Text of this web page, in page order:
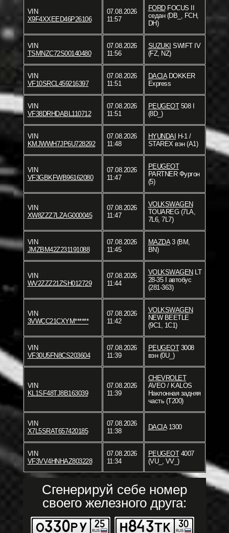
VIN
X9F4XXEED46P26106
07.08.2026
11:57
FORDFOCUS II
седан (DB_, FCH,
DH)
VIN
TSMNZC72S00140480
07.08.2026
11:56
SUZUKI SWIFT IV
(FZ, NZ)
VIN
VF10SRCL459216397
07.08.2026
11:51
DACIADOKKER
Express
VIN
VF38DRHDABL110712
07.08.2026
11:51
PEUGEOT508 I
(8D_)
VIN
KMJWWH7JP6U728292
07.08.2026
11:48
HYUNDAI H-1 /
STAREX вэн (A1)
VIN
VF3GBKFWB96162080
07.08.2026
11:47
PEUGEOT
PARTNER Фургон
(5)
VIN
XW8ZZZ7LZAG000045
07.08.2026
11:47
VOLKSWAGEN
TOUAREG (7LA,
7L6, 7L7)
VIN
JMZBM42Z231191088
07.08.2026
11:45
MAZDA3 (BM,
BN)
VIN
WV2ZZZ21ZSH012729
07.08.2026
11:44
VOLKSWAGEN LT
28-35 I автобус
(281-363)
VIN
3VWCC21CXYM******
07.08.2026
11:42
VOLKSWAGEN
NEW BEETLE
(9C1, 1C1)
VIN
VF30U5FN8CS203604
07.08.2026
11:39
PEUGEOT3008
вэн (0U_)
VIN
KL1SF48TJ8B163039
07.08.2026
11:39
CHEVROLET
AVEO / KALOS
Наклонная задняя
часть (T200)
VIN
X7L5SRAT657420185
07.08.2026
11:38
DACIA1300
VIN
VF3VV4HNHAZ803228
07.08.2026
11:34
PEUGEOT4007
(VU_, VV_)
Сгенерируй себе номер
своего железного друга: